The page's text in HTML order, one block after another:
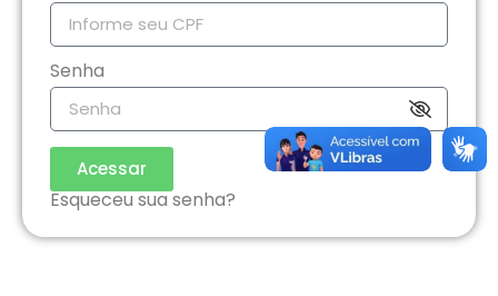
Senha
Acessar
Esqueceu sua senha?